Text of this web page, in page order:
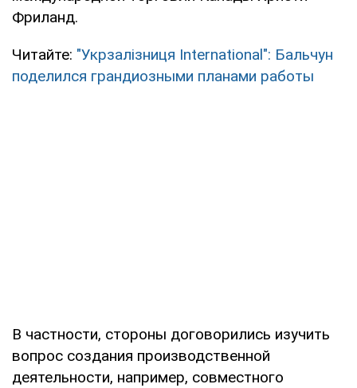
Фриланд.
Читайте: "Укрзалізниця Іnternational": Бальчун
поделился грандиозными планами работы
В частности, стороны договорились изучить
вопрос создания производственной
деятельности, например, совместного